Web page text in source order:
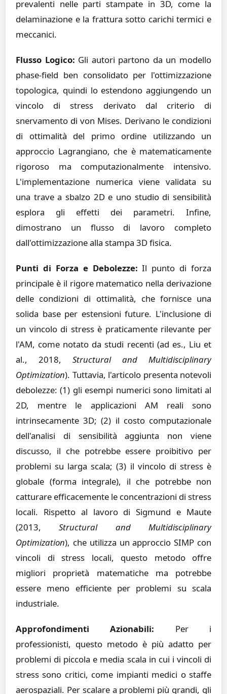
prevalenti nelle parti stampate in 3D, come la
delaminazione e la frattura sotto carichi termici e
meccanici.
Flusso Logico: Gli autori partono da un modello
phase-field ben consolidato per l'ottimizzazione
topologica, quindi lo estendono aggiungendo un
vincolo di stress derivato dal criterio di
snervamento di von Mises. Derivano le condizioni
di ottimalità del primo ordine utilizzando un
approccio Lagrangiano, che è matematicamente
rigoroso ma computazionalmente intensivo.
L'implementazione numerica viene validata su
una trave a sbalzo 2D e uno studio di sensibilità
esplora gli effetti dei parametri. Infine,
dimostrano un flusso di lavoro completo
dall'ottimizzazione alla stampa 3D fisica.
Punti di Forza e Debolezze: Il punto di forza
principale è il rigore matematico nella derivazione
delle condizioni di ottimalità, che fornisce una
solida base per estensioni future. L'inclusione di
un vincolo di stress è praticamente rilevante per
l'AM, come notato da studi recenti (ad es., Liu et
al., 2018, Structural and Multidisciplinary
Optimization). Tuttavia, l'articolo presenta notevoli
debolezze: (1) gli esempi numerici sono limitati al
2D, mentre le applicazioni AM reali sono
intrinsecamente 3D; (2) il costo computazionale
dell'analisi di sensibilità aggiunta non viene
discusso, il che potrebbe essere proibitivo per
problemi su larga scala; (3) il vincolo di stress è
globale (forma integrale), il che potrebbe non
catturare efficacemente le concentrazioni di stress
locali. Rispetto al lavoro di Sigmund e Maute
(2013,Structural and Multidisciplinary
Optimization), che utilizza un approccio SIMP con
vincoli di stress locali, questo metodo offre
migliori proprietà matematiche ma potrebbe
essere meno efficiente per problemi su scala
industriale.
Approfondimenti Azionabili: Per i
professionisti, questo metodo è più adatto per
problemi di piccola e media scala in cui i vincoli di
stress sono critici, come impianti medici o staffe
aerospaziali. Per scalare a problemi più grandi, gli